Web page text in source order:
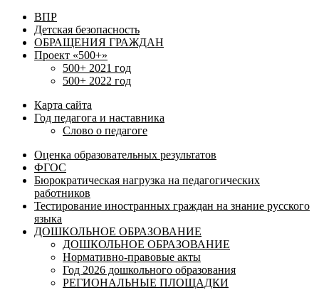
ВПР
Детская безопасность
ОБРАЩЕНИЯ ГРАЖДАН
Проект «500+»
500+ 2021 год
500+ 2022 год
Карта сайта
Год педагога и наставника
Слово о педагоге
Оценка образовательных результатов
ФГОС
Бюрократическая нагрузка на педагогических
работников
Тестирование иностранных граждан на знание русского
языка
ДОШКОЛЬНОЕ ОБРАЗОВАНИЕ
ДОШКОЛЬНОЕ ОБРАЗОВАНИЕ
Нормативно-правовые акты
Год 2026 дошкольного образования
РЕГИОНАЛЬНЫЕ ПЛОЩАДКИ